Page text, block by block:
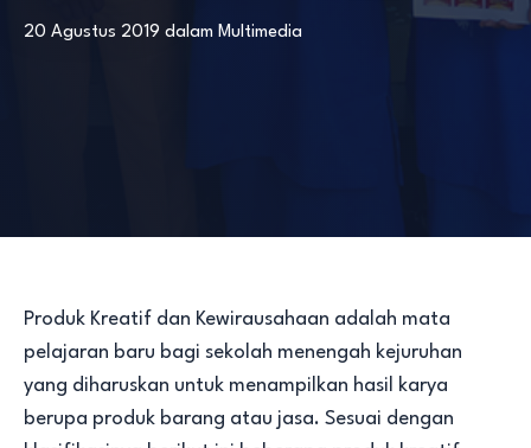
20 Agustus 2019 dalam Multimedia
Produk Kreatif dan Kewirausahaan adalah mata
pelajaran baru bagi sekolah menengah kejuruhan
yang diharuskan untuk menampilkan hasil karya
berupa produk barang atau jasa. Sesuai dengan